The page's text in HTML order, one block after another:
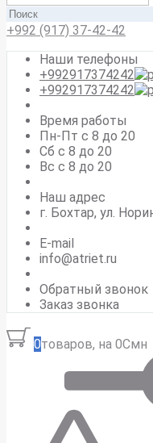
+992 (917) 37-42-42
Наши телефоны
+992917374242
+992917374242
Время работы
Пн-Пт с 8 до 20
Сб с 8 до 20
Вс c 8 до 20
Наш адрес
г. Бохтар, ул.
E-mail
info@atriet.ru
Обратный звонок
Заказ звонка
0товаров, на 0Смн